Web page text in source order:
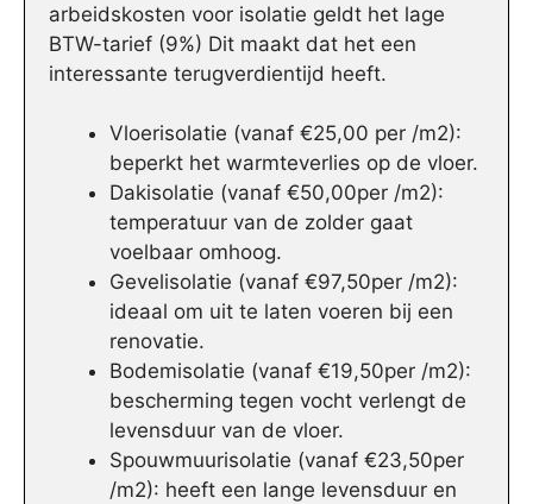
arbeidskosten voor isolatie geldt het lage
BTW-tarief (9%) Dit maakt dat het een
interessante terugverdientijd heeft.
Vloerisolatie (vanaf €25,00 per /m2):
beperkt het warmteverlies op de vloer.
Dakisolatie (vanaf €50,00per /m2):
temperatuur van de zolder gaat
voelbaar omhoog.
Gevelisolatie (vanaf €97,50per /m2):
ideaal om uit te laten voeren bij een
renovatie.
Bodemisolatie (vanaf €19,50per /m2):
bescherming tegen vocht verlengt de
levensduur van de vloer.
Spouwmuurisolatie (vanaf €23,50per
/m2): heeft een lange levensduur en